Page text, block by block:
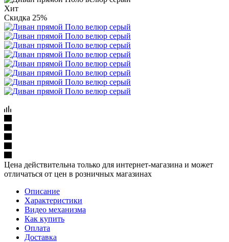
Хит
Скидка 25%
Цена действительна только для интернет-магазина и может
отличаться от цен в розничных магазинах
Описание
Характеристики
Видео механизма
Как купить
Оплата
Доставка